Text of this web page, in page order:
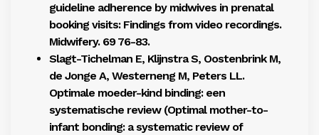
guideline adherence by midwives in prenatal
booking visits: Findings from video recordings.
Midwifery. 69 76-83.
Slagt-Tichelman E, Klijnstra S, Oostenbrink M,
de Jonge A, Westerneng M, Peters LL.
Optimale moeder-kind binding: een
systematische review (Optimal mother-to-
infant bonding: a systematic review of